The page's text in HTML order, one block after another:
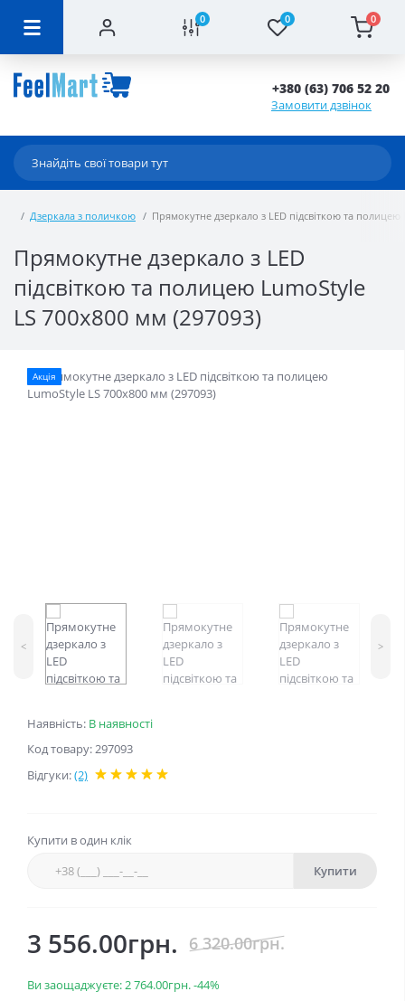
0 0 0
+380 (63) 706 52 20
Замовити дзвінок
Дзеркала з поличкою Прямокутне дзеркало з LED підсвіткою та
Прямокутне дзеркало з LED
підсвіткою та полицею LumoStyle
LS 700x800 мм (297093)
Наявність: В наявності
Код товару: 297093
Відгуки:(2)
Акція
< >
Купити в один клік
Купити
3 556.00грн. 6 320.00грн.
Ви заощаджуєте:2 764.00грн.-44%